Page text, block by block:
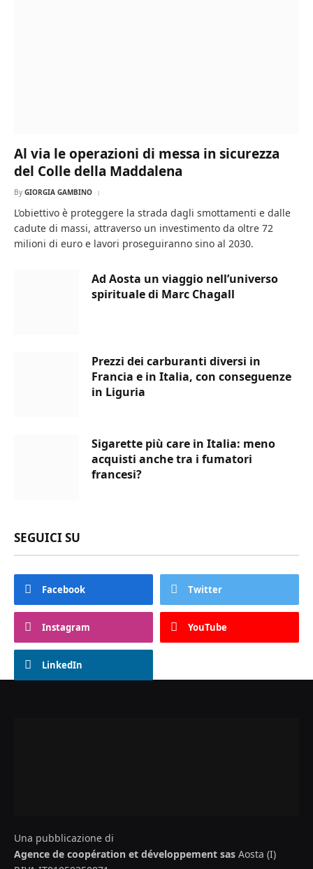
Al via le operazioni di messa in sicurezza
del Colle della Maddalena
By GIORGIA GAMBINO
L’obiettivo è proteggere la strada dagli smottamenti e dalle
cadute di massi, attraverso un investimento da oltre 72
milioni di euro e lavori proseguiranno sino al 2030.
Ad Aosta un viaggio nell’universo
spirituale di Marc Chagall
Prezzi dei carburanti diversi in
Francia e in Italia, con conseguenze
in Liguria
Sigarette più care in Italia: meno
acquisti anche tra i fumatori
francesi?
SEGUICI SU
Facebook Twitter
Instagram YouTube
LinkedIn
Una pubblicazione di
Agence de coopération et développement sas Aosta (I)